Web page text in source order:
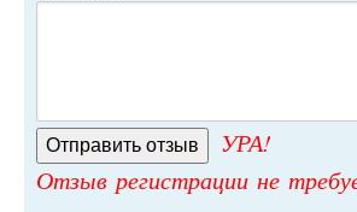
УРА!
Отзыв регистрации не